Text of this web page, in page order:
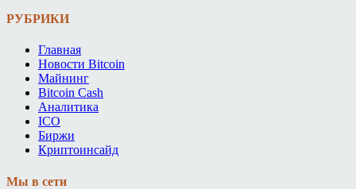
РУБРИКИ
Главная
Новости Bitcoin
Майнинг
Bitcoin Cash
Аналитика
ICO
Биржи
Криптоинсайд
Мы в сети